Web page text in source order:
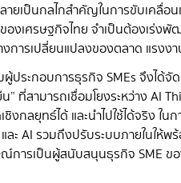
เป็นกลไกสำคัญในการขับเคลื่อน
งเศรษฐกิจไทย จำเป็นต้องเร่ง
การเปลี่ยนแปลงของตลาด แรงง
ะกอบการธุรกิจ SMEs จึงได้จัด
สามารถเชื่อมโยงระหว่าง AI
งกลยุทธ์ได้ และนำไปใช้ได้จริง
ะ AI รวมถึงปรับระบบภายในให้
ารเป็นผู้สนับสนุนธุรกิจ SME ขอ